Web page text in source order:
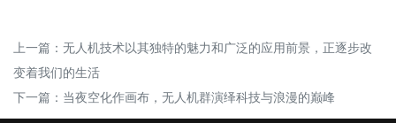
上一篇： 无人机技术以其独特的魅力和广泛的应用前景，正逐步改
变着我们的生活
下一篇： 当夜空化作画布，无人机群演绎科技与浪漫的巅峰